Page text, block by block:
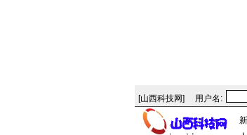
[山西科技网] 用户名: